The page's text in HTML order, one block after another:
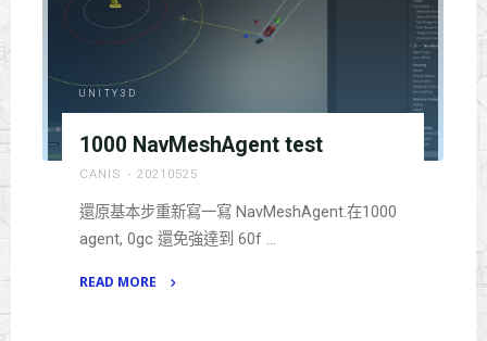
線
測
Triangular
field
of
view
BoxOverlap
+
Raycast"
UNITY3D
1000 NavMeshAgent test
CANIS 20210525
還原基本步重新寫一寫 NavMeshAgent.在1000
agent, 0gc 還免強達到 60f …
READ MORE